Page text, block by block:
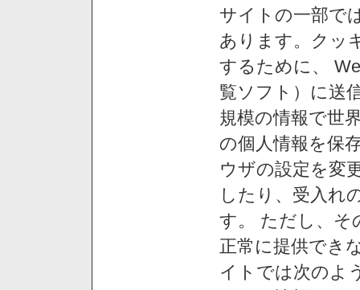
サイトの一部で
あります。クッ
するために、
覧ソフト）に送
規模の情報で世
の個人情報を保
ウザの設定を変
したり、受入れ
す。 ただし、そ
正常に提供でき
イトでは次のよ